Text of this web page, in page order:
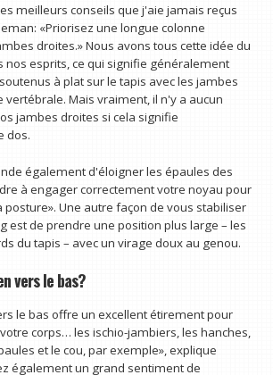
meilleurs conseils que j'aie jamais reçus
«Priorisez une longue colonne
droites.» Nous avons tous cette idée du
nos esprits, ce qui signifie généralement
à plat sur le tapis avec les jambes
vertébrale. Mais vraiment, il n'y a aucun
jambes droites si cela signifie
dos.
également d'éloigner les épaules des
à engager correctement votre noyau pour
posture». Une autre façon de vous stabiliser
est de prendre une position plus large – les
du tapis – avec un virage doux au genou.
vers le bas?
le bas offre un excellent étirement pour
corps… les ischio-jambiers, les hanches,
et le cou, par exemple», explique
également un grand sentiment de